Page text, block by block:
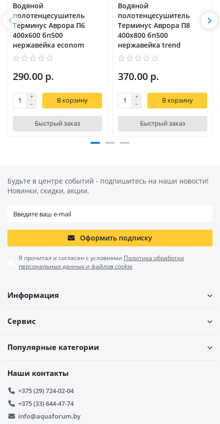
Водяной
полотенцесушитель
Терминус Аврора П6
400х600 бп500
нержавейка econom
290.00 р.
В корзину
Быстрый заказ
Водяной
полотенцесушитель
Терминус Аврора П8
400х800 бп500
нержавейка trend
370.00 р.
В корзину
Быстрый заказ
Будьте в центре событий - подпишитесь на наши новости!
Новинки, скидки, акции.
Оформить подписку
Я прочитал и согласен с условиями Политика обработки
персональных данных и файлов cookie
Информация
Сервис
Популярные категории
Наши контакты
+375 (29) 724-02-04
+375 (33) 644-47-74
info@aquaforum.by